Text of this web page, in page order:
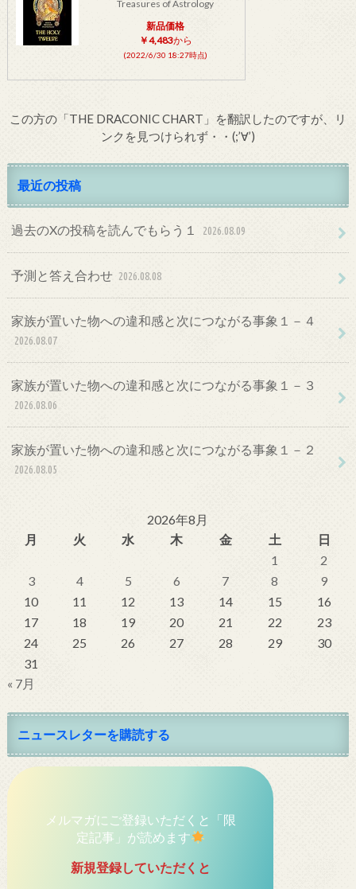
Treasures of Astrology
新品価格
￥4,483から
(2022/6/30 18:27時点)
この方の「THE DRACONIC CHART」を翻訳したのですが、リ
ンクを見つけられず・・(;’∀’)
最近の投稿
過去のXの投稿を読んでもらう１ 2026.08.09
予測と答え合わせ 2026.08.08
家族が置いた物への違和感と次につながる事象１－４
2026.08.07
家族が置いた物への違和感と次につながる事象１－３
2026.08.06
家族が置いた物への違和感と次につながる事象１－２
2026.08.05
2026年8月
月
火 水 木 金 土
日
1
2
3
4 5 6 7 8
9
10
11 12 13 14 15
16
17
18 19 20 21 22
23
24
25 26 27 28 29
30
31
« 7月
ニュースレターを購読する
メルマガにご登録いただくと「限
定記事」が読めます
新規登録していただくと